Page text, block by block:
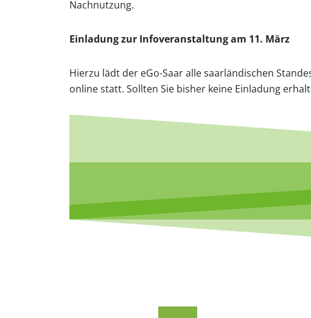
Nachnutzung.
Einladung zur Infoveranstaltung am 11. März
Hierzu lädt der eGo-Saar alle saarländischen
online statt. Sollten Sie bisher keine Einladung